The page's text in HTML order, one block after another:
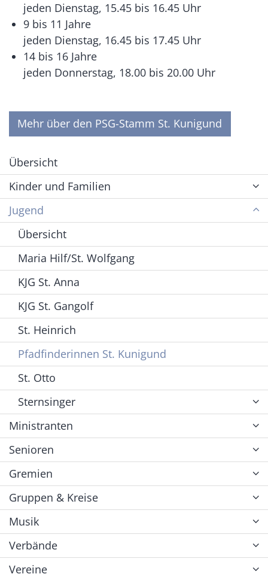
jeden Dienstag, 15.45 bis 16.45 Uhr
9 bis 11 Jahre
jeden Dienstag, 16.45 bis 17.45 Uhr
14 bis 16 Jahre
jeden Donnerstag, 18.00 bis 20.00 Uhr
Mehr über den PSG-Stamm St. Kunigund
Übersicht
Kinder und Familien
Jugend
Übersicht
Maria Hilf/St. Wolfgang
KJG St. Anna
KJG St. Gangolf
St. Heinrich
Pfadfinderinnen St. Kunigund
St. Otto
Sternsinger
Ministranten
Senioren
Gremien
Gruppen & Kreise
Musik
Verbände
Vereine